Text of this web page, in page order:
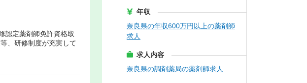
認定薬剤師免許資格取
、研修制度が充実して
年収
奈良県の年収600万円以上の薬剤師
求人
求人内容
奈良県の調剤薬局の薬剤師求人